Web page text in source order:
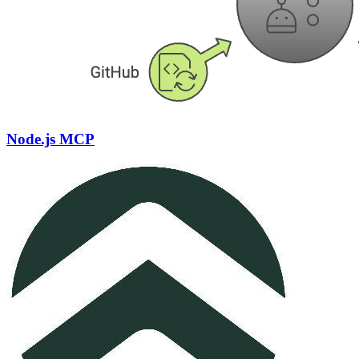
Node.js MCP